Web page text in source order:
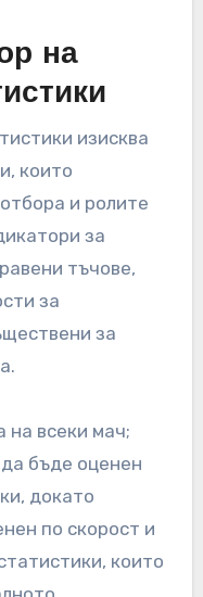
на
изисква
които
и ролите
за
тъчове,
за
за
на всеки мач;
бъде оценен
докато
по скорост и
които